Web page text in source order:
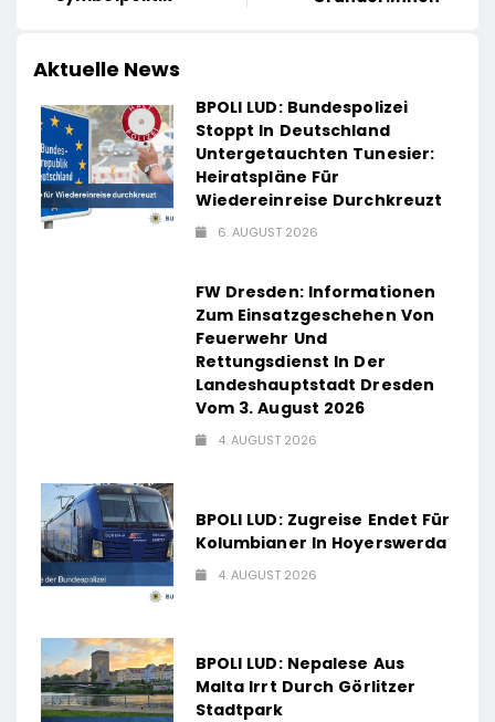
Aktuelle News
BPOLI LUD: Bundespolizei
Stoppt In Deutschland
Untergetauchten Tunesier:
Heiratspläne Für
Wiedereinreise Durchkreuzt
6. AUGUST 2026
FW Dresden: Informationen
Zum Einsatzgeschehen Von
Feuerwehr Und
Rettungsdienst In Der
Landeshauptstadt Dresden
Vom 3. August 2026
4. AUGUST 2026
BPOLI LUD: Zugreise Endet Für
Kolumbianer In Hoyerswerda
4. AUGUST 2026
BPOLI LUD: Nepalese Aus
Malta Irrt Durch Görlitzer
Stadtpark